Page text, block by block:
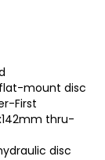
flat-mount disc
First
thru-
disc